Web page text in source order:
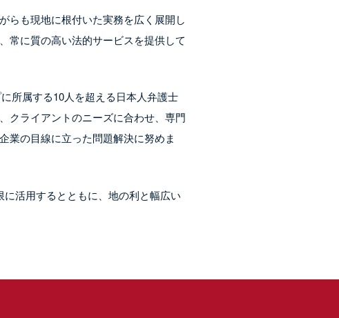
らも現地に根付いた実務を広く展開し
常に質の高い法的サービスを提供して
所属する10人を超える日本人弁護士
クライアントのニーズに合わせ、専門
業の目線に立った問題解決に努めま
活用するとともに、地の利と幅広い
し、長い経験と深い専門知識に基づ
る担保取引、イスラム金融による融
よる利点を活かすことができます。ベ
されます。ベーカーマッケンジーで
ています。なお、クライアントが現